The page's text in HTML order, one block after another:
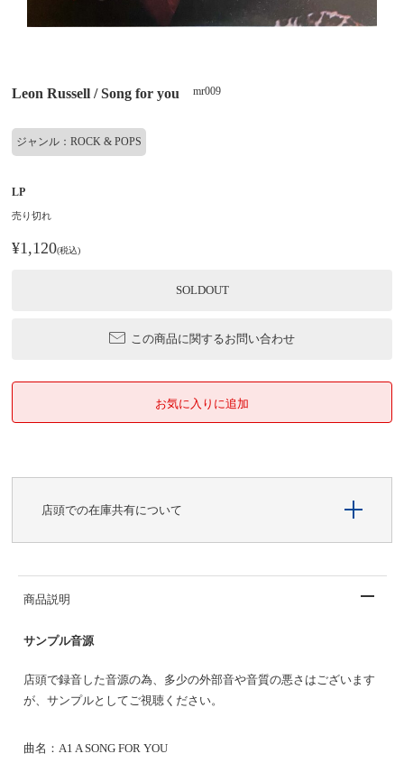
Leon Russell / Song for you mr009
ジャンル：ROCK & POPS
LP
売り切れ
¥1,120(税込)
SOLDOUT
この商品に関するお問い合わせ
店頭での在庫共有について
商品説明
サンプル音源
店頭で録音した音源の為、多少の外部音や音質の悪さはございます
が、サンプルとしてご視聴ください。
曲名： A1 A SONG FOR YOU